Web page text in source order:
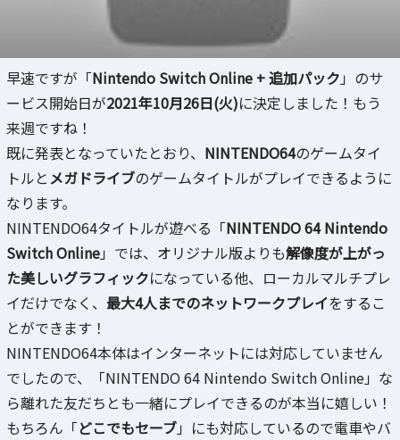
早速ですが「Nintendo Switch Online + 追加パック 」のサ
ービス開始日が2021年10月26日(火)に決定しました！もう
来週ですね！
既に発表となっていたとおり、 NINTENDO64のゲームタイ
トルと メガドライブのゲームタイトルがプレイできるように
なります。
NINTENDO64タイトルが遊べる「NINTENDO 64 Nintendo
Switch Online」では、オリジナル版よりも解像度が上がっ
た美しいグラフィックになっている他、ローカルマルチプレ
イだけでなく、 最大4人までのネットワークプレイをするこ
とができます！
NINTENDO64本体はインターネットには対応していません
でしたので、「NINTENDO 64 Nintendo Switch Online」な
ら離れた友だちとも一緒にプレイできるのが本当に嬉しい！
もちろん「どこでもセーブ」にも対応しているので電車やバ